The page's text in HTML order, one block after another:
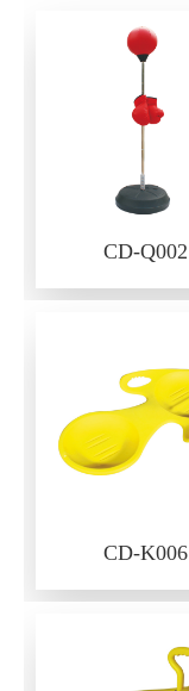
CD-Q002
CD-K006